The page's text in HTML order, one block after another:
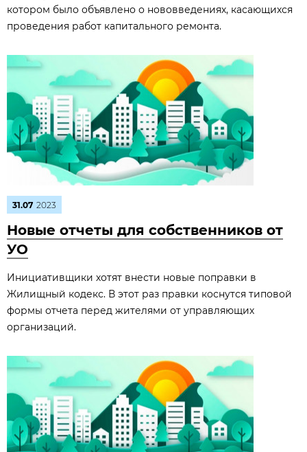
котором было объявлено о нововведениях, касающихся
проведения работ капитального ремонта.
31.07 2023
Новые отчеты для собственников от
УО
Инициативщики хотят внести новые поправки в
Жилищный кодекс. В этот раз правки коснутся типовой
формы отчета перед жителями от управляющих
организаций.